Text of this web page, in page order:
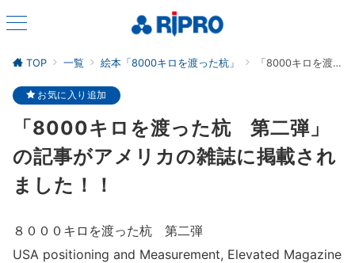
TOP 一覧 絵本「8000キロを渡った杭」 「8000キロを渡った杭 第二弾」の記事がアメリカの雑誌に掲載されました！！
お気に入り追加
「8000キロを渡った杭 第二弾」
の記事がアメリカの雑誌に掲載され
ました！！
８０００キロを渡った杭 第二弾
USA positioning and Measurement, Elevated Magazine